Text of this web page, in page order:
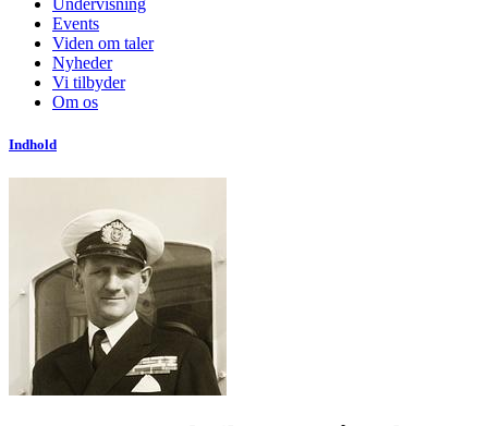
Undervisning
Events
Viden om taler
Nyheder
Vi tilbyder
Om os
Indhold